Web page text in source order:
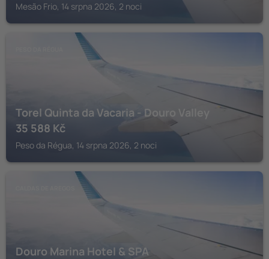
Mesão Frio, 14 srpna 2026, 2 noci
Torel Quinta da Vacaria - Douro Valley
35 588 Kč
Peso da Régua, 14 srpna 2026, 2 noci
Douro Marina Hotel & SPA